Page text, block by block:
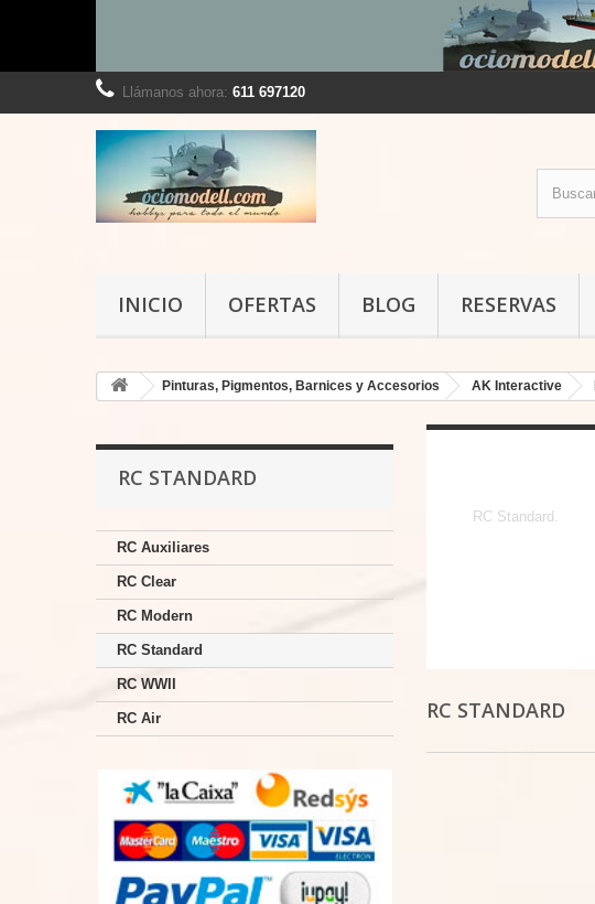
Llámanos ahora: 611 697120
INICIO OFERTAS BLOG RESERVAS
Pinturas, Pigmentos, Barnices y Accesorios AK Interactive
RC STANDARD
RC Auxiliares
RC Clear
RC Modern
RC Standard
RC WWII
RC Air
RC Standard.
RC STANDARD